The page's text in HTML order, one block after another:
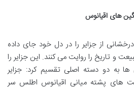
های اقیانوس
از جزایر را در دل خود جای داده
و تاریخ را روایت می کنند. این جزایر را
به دو دسته اصلی تقسیم کرد: جزایر
های پشته میانی اقیانوس اطلس سر